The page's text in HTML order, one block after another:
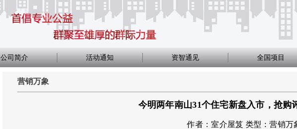
公司简介 活动通知 资智通见 全国项目
营销万象
今明两年南山31个住宅新盘入市，抢购
作者：室介屋笈 类型：营销万